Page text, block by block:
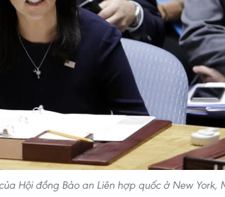
Hội đồng Bảo an Liên hợp quốc ở New York,